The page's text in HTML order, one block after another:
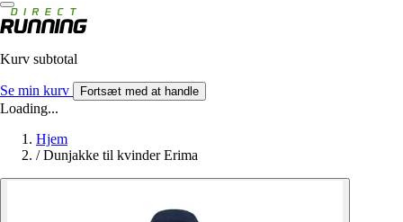
Kurv subtotal
Se min kurv Fortsæt med at handle
Loading...
Hjem
/ Dunjakke til kvinder Erima